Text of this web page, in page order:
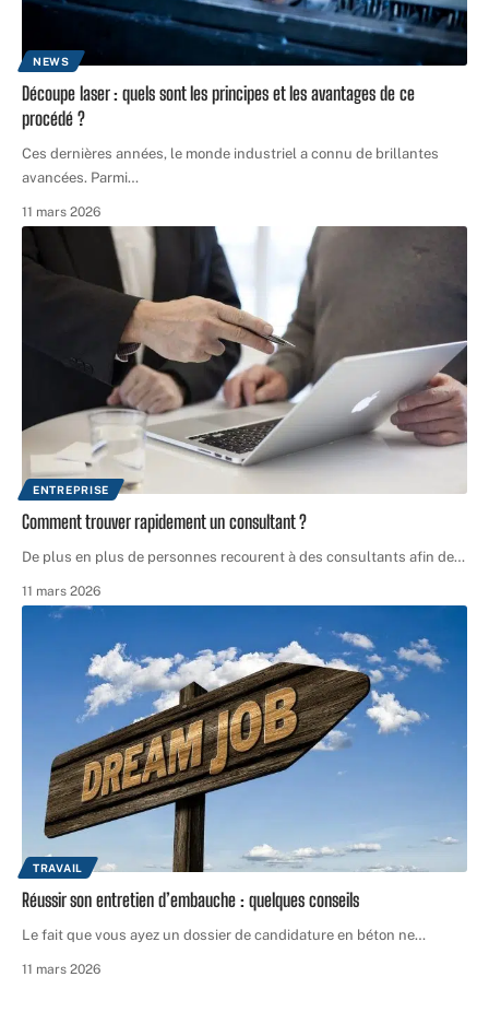
NEWS
Découpe laser : quels sont les principes et les avantages de ce
procédé ?
Ces dernières années, le monde industriel a connu de brillantes
avancées. Parmi…
11 mars 2026
ENTREPRISE
Comment trouver rapidement un consultant ?
De plus en plus de personnes recourent à des consultants afin de…
11 mars 2026
TRAVAIL
Réussir son entretien d’embauche : quelques conseils
Le fait que vous ayez un dossier de candidature en béton ne…
11 mars 2026